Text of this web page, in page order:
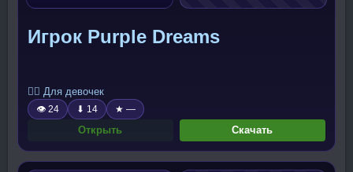
Игрок Purple Dreams
🧍‍♀️ Для девочек
👁 24 ⬇ 14 ★ —
Открыть Скачать